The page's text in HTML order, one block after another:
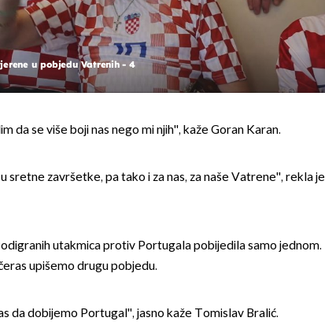
u pobjedu Vatrenih - 4
da se više boji nas nego mi njih'', kaže Goran Karan.
sretne završetke, pa tako i za nas, za naše Vatrene'', rekla je
utakmica protiv Portugala pobijedila samo jednom.
upišemo drugu pobjedu.
da dobijemo Portugal'', jasno kaže Tomislav Bralić.